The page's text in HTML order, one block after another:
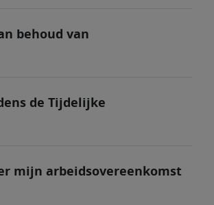
behoud van
de Tijdelijke
mijn arbeidsovereenkomst